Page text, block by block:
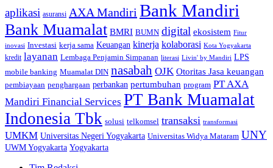
aplikasi asuransi AXA Mandiri Bank Mandiri
Bank Muamalat BMRI BUMN digital ekosistem Fitur
inovasi Investasi kerja sama Keuangan kinerja kolaborasi Kota Yogyakarta
kredit layanan Lembaga Penjamin Simpanan literasi Livin' by Mandiri LPS
mobile banking Muamalat DIN nasabah OJK Otoritas Jasa keuangan
pembiayaan penghargaan perbankan pertumbuhan program PT AXA
Mandiri Financial Services PT Bank Muamalat
Indonesia Tbk solusi telkomsel transaksi transformasi
UMKM Universitas Negeri Yogyakarta Universitas Widya Mataram UNY
UWM Yogyakarta Yogyakarta